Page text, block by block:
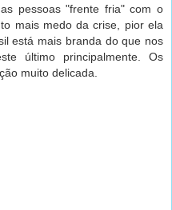
pessoas "frente fria" com o
mais medo da crise, pior ela
está mais branda do que nos
último principalmente. Os
muito delicada.